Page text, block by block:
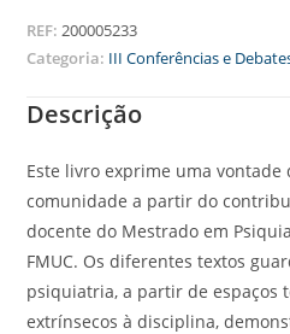
REF: 200005233
Categoria: III Conferências e
Descrição
Este livro exprime uma vontade
comunidade a partir do
docente do Mestrado em
FMUC. Os diferentes textos
psiquiatria, a partir de espaços
extrínsecos à disciplina,